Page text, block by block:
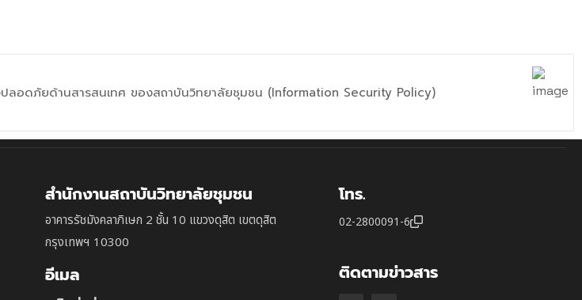
ปลอดภัยด้านสารสนเทศ ของสถาบันวิทยาลัยชุมชน (Information Security Policy)
สำนักงานสถาบันวิทยาลัยชุมชน
อาคารรัชมังคลาภิเษก 2 ชั้น 10 แขวงดุสิต เขตดุสิต
กรุงเทพฯ 10300
อีเมล
โทร.
02-2800091-6
ติดตามข่าวสาร